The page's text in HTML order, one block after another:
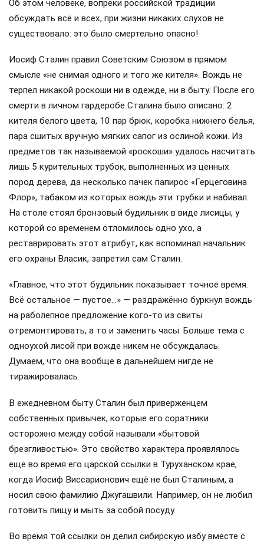
Об этом человеке, вопреки российской традиции
обсуждать всё и всех, при жизни никаких слухов не
существовало: это было смертельно опасно!
Иосиф Сталин правил Советским Союзом в прямом
смысле «не снимая одного и того же кителя». Вождь не
терпел никакой роскоши ни в одежде, ни в быту. После его
смерти в личном гардеробе Сталина было описано: 2
кителя белого цвета, 10 пар брюк, коробка нижнего белья,
пара сшитых вручную мягких сапог из ослиной кожи. Из
предметов так называемой «роскоши» удалось насчитать
лишь 5 курительных трубок, выполненных из ценных
пород дерева, да несколько пачек папирос «Герцеговина
Флор», табаком из которых вождь эти трубки и набивал.
На столе стоял бронзовый будильник в виде лисицы, у
которой со временем отломилось одно ухо, а
реставрировать этот атрибут, как вспоминал начальник
его охраны Власик, запретил сам Сталин.
«Главное, что этот будильник показывает точное время.
Всё остальное — пустое…» — раздражённо буркнул вождь
на раболепное предложение кого-то из свиты
отремонтировать, а то и заменить часы. Больше тема с
одноухой лисой при вожде никем не обсуждалась.
Думаем, что она вообще в дальнейшем нигде не
тиражировалась.
В ежедневном быту Сталин был приверженцем
собственных привычек, которые его соратники
осторожно между собой называли «бытовой
брезгливостью». Это свойство характера проявлялось
еще во время его царской ссылки в Туруханском крае,
когда Иосиф Виссарионович ещё не был Сталиным, а
носил свою фамилию Джугашвили. Например, он не любил
готовить пищу и мыть за собой посуду.
Во время той ссылки он делил сибирскую избу вместе с